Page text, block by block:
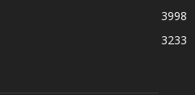
3998
3233